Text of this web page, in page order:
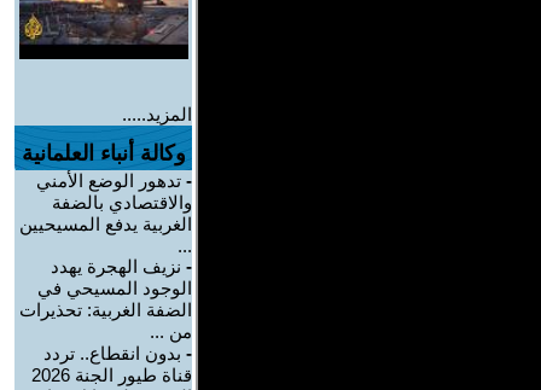
المزيد.....
وكالة أنباء العلمانية
- تدهور الوضع الأمني
والاقتصادي بالضفة
الغربية يدفع المسيحيين
...
- نزيف الهجرة يهدد
الوجود المسيحي في
الضفة الغربية: تحذيرات
من ...
- بدون انقطاع.. تردد
قناة طيور الجنة 2026